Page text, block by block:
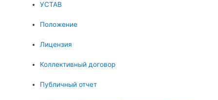
УСТАВ
Положение
Лицензия
Коллективный договор
Публичный отчет